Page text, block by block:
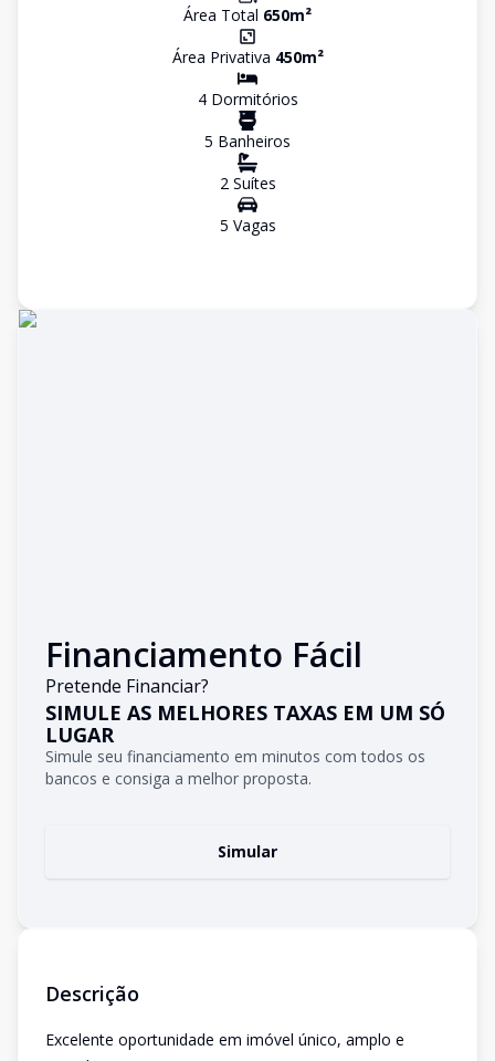
Área Total 650m²
Área Privativa 450m²
4Dormitórios
5 Banheiros
2Suítes
5 Vagas
Financiamento Fácil
Pretende Financiar?
SIMULE AS MELHORES TAXAS EM UM SÓ
LUGAR
Simule seu financiamento em minutos com todos os
bancos e consiga a melhor proposta.
Simular
Descrição
Excelente oportunidade em imóvel único, amplo e